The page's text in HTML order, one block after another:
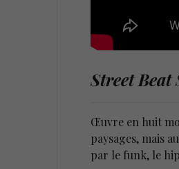
Street Beat
Œuvre en huit
paysages, mais
par le funk, le